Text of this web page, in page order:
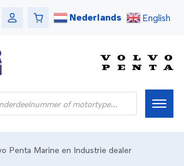
Nederlands English
Penta Marine en Industrie dealer